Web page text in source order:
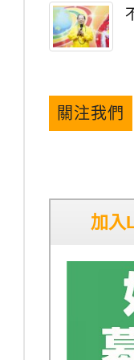
關注我們
加入